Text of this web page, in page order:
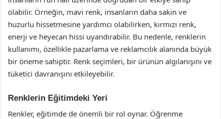
olabilir. Örneğin, mavi renk, insanların daha sakin ve
huzurlu hissetmesine yardımcı olabilirken, kırmızı renk,
enerji ve heyecan hissi uyandırabilir. Bu nedenle, renklerin
kullanımı, özellikle pazarlama ve reklamcılık alanında büyük
bir öneme sahiptir. Renk seçimleri, bir ürünün algılanışını ve
tüketici davranışını etkileyebilir.
Renklerin Eğitimdeki Yeri
Renkler, eğitimde de önemli bir rol oynar. Öğrenme